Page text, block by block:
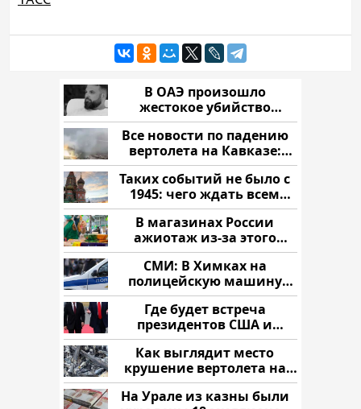
В ОАЭ произошло
жестокое убийство
криптомиллионера
Все новости по падению
вертолета на Кавказе:
читать здесь
Таких событий не было с
1945: чего ждать всем
нам?
В магазинах России
ажиотаж из-за этого
продукта: что купить?
СМИ: В Химках на
полицейскую машину
напали и подожгли.
Где будет встреча
президентов США и
России: Европа?
Как выглядит место
крушение вертолета на
Кавказе: смотреть
На Урале из казны были